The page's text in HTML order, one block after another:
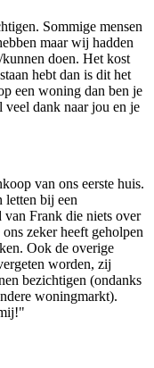
Sommige mensen
maar wij hadden
doen. Het kost
hebt dan is dit het
een woning dan ben je
veel dank naar jou en je
van ons eerste huis.
letten bij een
van Frank die niets over
zeker heeft geholpen
Ook de overige
worden, zij
bezichtigen (ondanks
woningmarkt).